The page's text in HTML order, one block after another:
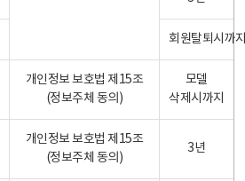
회원탈퇴시까
개인정보 보호법 제15조
(정보주체 동의)
모델
삭제시까지
개인정보 보호법 제15조
(정보주체 동의)
3년